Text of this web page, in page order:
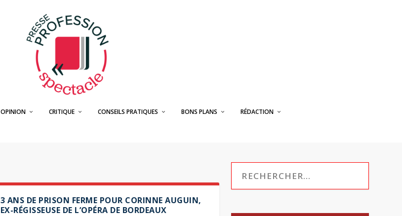
OPINION CRITIQUE CONSEILS PRATIQUES BONS PLANS RÉDACTION
3 ANS DE PRISON FERME POUR CORINNE AUGUIN,
EX-RÉGISSEUSE DE L’OPÉRA DE BORDEAUX